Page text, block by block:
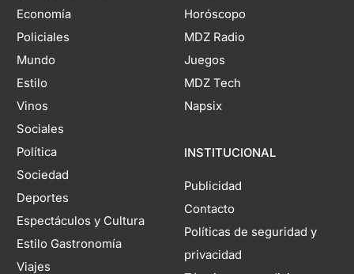
Economía
Policiales
Mundo
Estilo
Vinos
Sociales
Política
Sociedad
Deportes
Espectáculos y Cultura
Estilo Gastronomía
Viajes
Horóscopo
MDZ Radio
Juegos
MDZ Tech
Napsix
INSTITUCIONAL
Publicidad
Contacto
Políticas de seguridad y
privacidad